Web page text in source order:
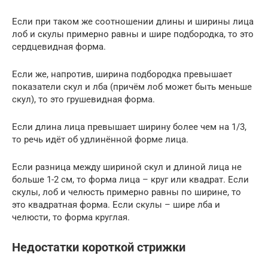
Если при таком же соотношении длины и ширины лица
лоб и скулы примерно равны и шире подбородка, то это
сердцевидная форма.
Если же, напротив, ширина подбородка превышает
показатели скул и лба (причём лоб может быть меньше
скул), то это грушевидная форма.
Если длина лица превышает ширину более чем на 1/3,
то речь идёт об удлинённой форме лица.
Если разница между шириной скул и длиной лица не
больше 1-2 см, то форма лица – круг или квадрат. Если
скулы, лоб и челюсть примерно равны по ширине, то
это квадратная форма. Если скулы – шире лба и
челюсти, то форма круглая.
Недостатки короткой стрижки